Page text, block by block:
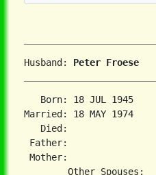
Husband: Peter Froese
Born: 18 JUL 1945
Married: 18 MAY
Died:
Father:
Mother: